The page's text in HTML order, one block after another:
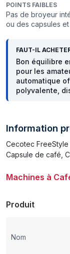
POINTS FAIBLES
Pas de broyeur
ou des capsules
FAUT-IL
Bon équilibre
pour les
automatique
polyvalente,
Information
Cecotec FreeStyle
Capsule de café,
Machines à
Produit
Nom